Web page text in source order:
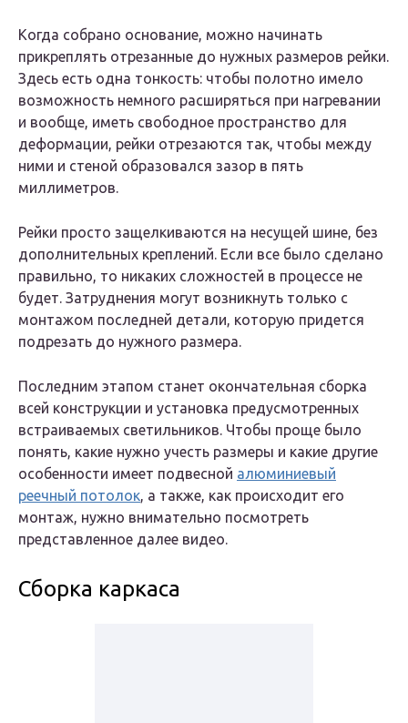
Когда собрано основание, можно начинать
прикреплять отрезанные до нужных размеров рейки.
Здесь есть одна тонкость: чтобы полотно имело
возможность немного расширяться при нагревании
и вообще, иметь свободное пространство для
деформации, рейки отрезаются так, чтобы между
ними и стеной образовался зазор в пять
миллиметров.
Рейки просто защелкиваются на несущей шине, без
дополнительных креплений. Если все было сделано
правильно, то никаких сложностей в процессе не
будет. Затруднения могут возникнуть только с
монтажом последней детали, которую придется
подрезать до нужного размера.
Последним этапом станет окончательная сборка
всей конструкции и установка предусмотренных
встраиваемых светильников. Чтобы проще было
понять, какие нужно учесть размеры и какие другие
особенности имеет подвесной алюминиевый
реечный потолок, а также, как происходит его
монтаж, нужно внимательно посмотреть
представленное далее видео.
Сборка каркаса